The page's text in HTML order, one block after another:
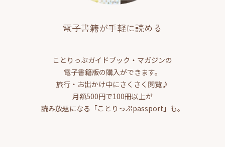
電子書籍が手軽に読める
ことりっぷガイドブック・マガジンの
電子書籍版の購入ができます。
旅行・お出かけ中にさくさく閲覧♪
月額500円で100冊以上が
読み放題になる「ことりっぷpassport」も。